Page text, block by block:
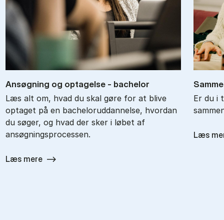
An­søg­ning og op­ta­gel­se - ba­chel­or
Læs alt om, hvad du skal gøre for at blive
optaget på en bacheloruddannelse, hvordan
du søger, og hvad der sker i løbet af
ansøgningsprocessen.
Læs mere
Er du i
Læs